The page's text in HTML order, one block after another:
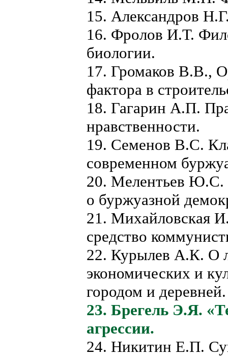
15. Александров
16. Фролов И.Т.
биологии.
17. Громаков В.В.,
фактора в
18. Гагарин А.П.
нравственности.
19. Семенов В.С.
современном
20. Мелентьев Ю.С.
о буржуазной
21. Михайловская
средство
22. Курылев А.К. О
экономических и
городом и деревней.
23. Брегель Э.Я.
агрессии.
24. Никитин Е.П.